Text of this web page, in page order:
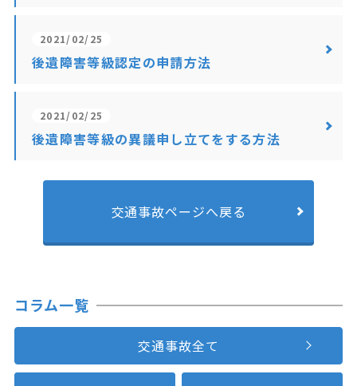
2021/02/25
後遺障害等級認定の申請方法
2021/02/25
後遺障害等級の異議申し立てをする方法
交通事故ページへ戻る
コラム一覧
交通事故全て